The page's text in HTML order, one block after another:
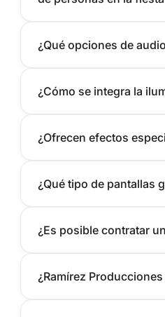
¿Qué opciones de
¿Cómo se integra la
¿Ofrecen efectos
¿Qué tipo de pantallas
¿Es posible contratar
¿Ramírez